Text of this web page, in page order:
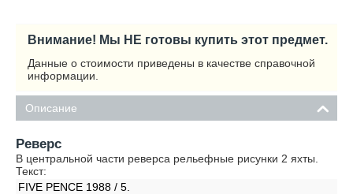
Внимание! Мы НЕ готовы купить этот предмет.
Данные о стоимости приведены в качестве справочной
информации.
Описание
Реверс
В центральной части реверса рельефные рисунки 2 яхты.
Текст:
FIVE PENCE 1988 / 5.